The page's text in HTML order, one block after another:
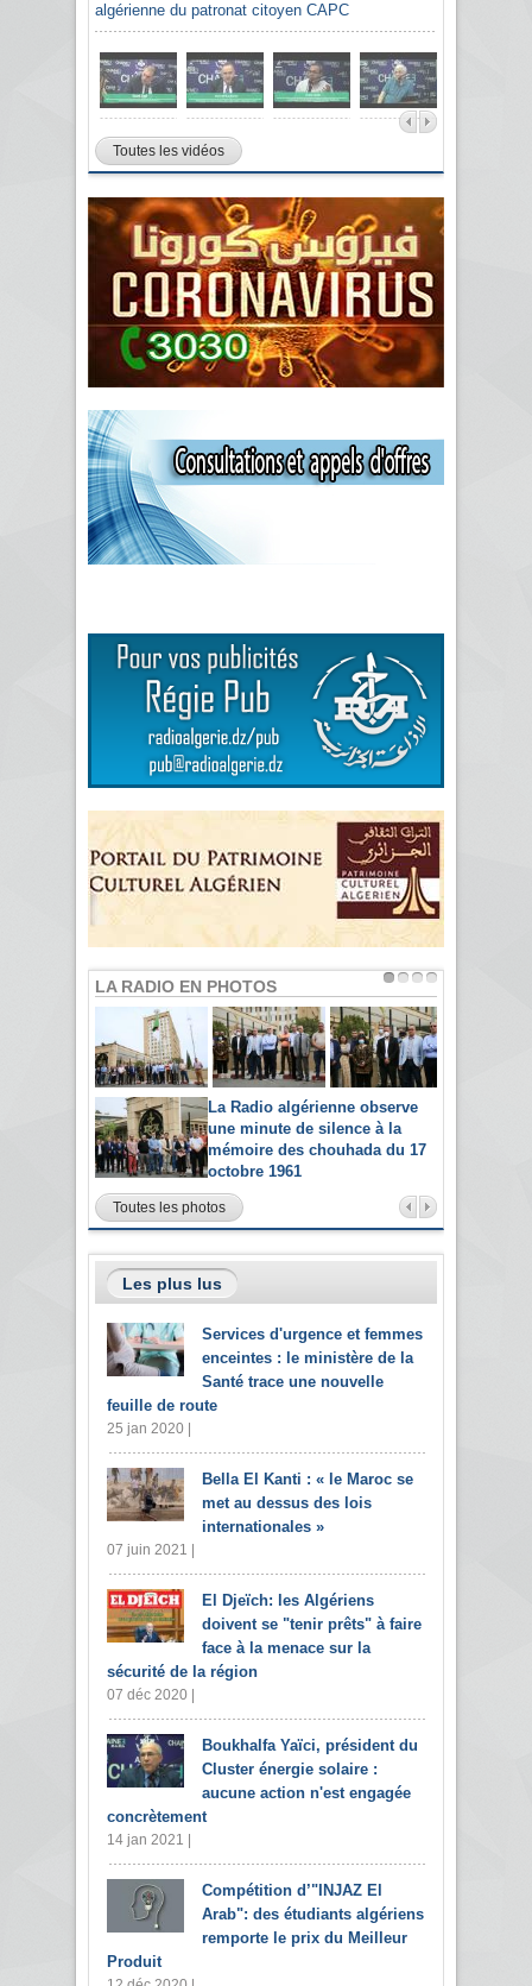
algérienne du patronat citoyen CAPC
Toutes les vidéos
LA RADIO EN PHOTOS
La Radio algérienne observe
une minute de silence à la
mémoire des chouhada du 17
octobre 1961
Toutes les photos
Les plus lus
Services d'urgence et femmes
enceintes : le ministère de la
Santé trace une nouvelle
feuille de route
25 jan 2020 |
Bella El Kanti : « le Maroc se
met au dessus des lois
internationales »
07 juin 2021 |
El Djeïch: les Algériens
doivent se "tenir prêts" à faire
face à la menace sur la
sécurité de la région
07 déc 2020 |
Boukhalfa Yaïci, président du
Cluster énergie solaire :
aucune action n'est engagée
concrètement
14 jan 2021 |
Compétition d’"INJAZ El
Arab": des étudiants algériens
remporte le prix du Meilleur
Produit